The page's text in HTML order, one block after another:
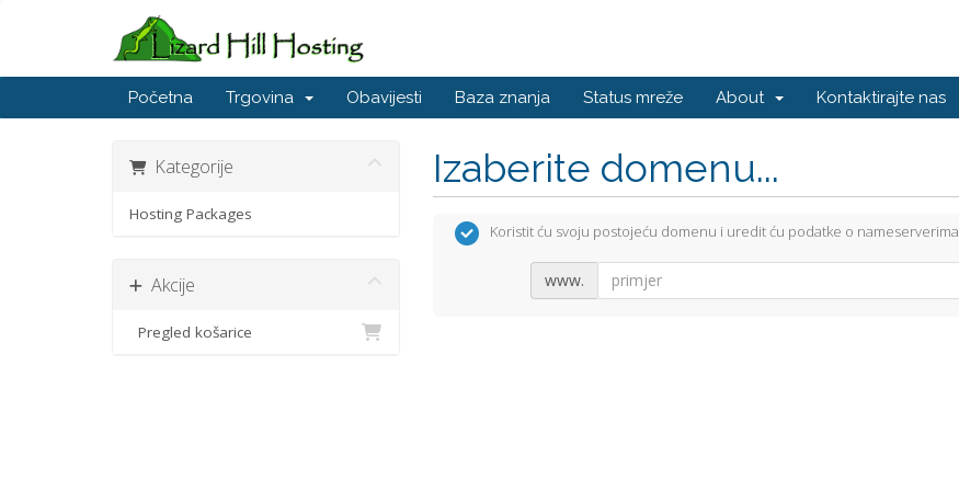
Početna Trgovina Obavijesti Baza znanja Status mreže About Kontaktirajte nas
Kategorije
Hosting Packages
Akcije
Pregled košarice
Izaberite domenu...
Koristit ću svoju postojeću domenu i uredit ću podatke o nameserverima
www.